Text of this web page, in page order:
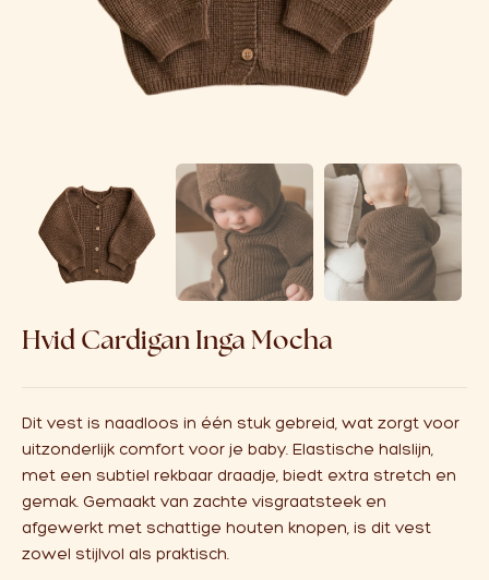
Hvid Cardigan Inga Mocha
Dit vest is naadloos in één stuk gebreid, wat zorgt voor
uitzonderlijk comfort voor je baby. Elastische halslijn,
met een subtiel rekbaar draadje, biedt extra stretch en
gemak. Gemaakt van zachte visgraatsteek en
afgewerkt met schattige houten knopen, is dit vest
zowel stijlvol als praktisch.